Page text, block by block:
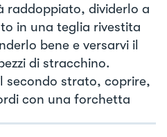
raddoppiato, dividerlo a
in una teglia rivestita
bene e versarvi il
di stracchino.
secondo strato, coprire,
con una forchetta